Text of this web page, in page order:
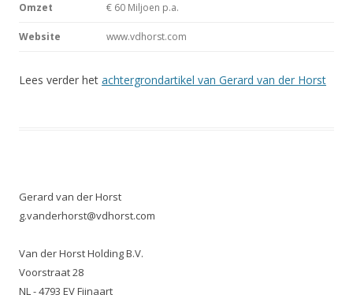
Omzet € 60 Miljoen p.a.
Website www.vdhorst.com
Lees verder het achtergrondartikel van Gerard van der Horst
Gerard van der Horst
g.vanderhorst@vdhorst.com
Van der Horst Holding B.V.
Voorstraat 28
NL - 4793 EV Fijnaart